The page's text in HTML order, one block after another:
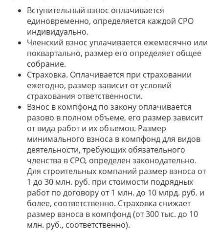
Вступительный взнос оплачивается
единовременно, определяется каждой СРО
индивидуально.
Членский взнос уплачивается ежемесячно или
поквартально, размер его определяет общее
собрание.
Страховка. Оплачивается при страховании
ежегодно, размер зависит от условий
страхования ответственности.
Взнос в компфонд по закону оплачивается
разово в полном объеме, его размер зависит
от вида работ и их объемов. Размер
минимального взноса в компфонд для видов
деятельности, требующих обязательного
членства в СРО, определен законодательно.
Для строительных компаний размер взноса от
1 до 30 млн. руб. при стоимости подрядных
работ по договору от 1 млн. до 10 млрд. руб. и
более, соответственно. Страховка снижает
размер взноса в компфонд (от 300 тыс. до 10
млн. руб., соответственно).